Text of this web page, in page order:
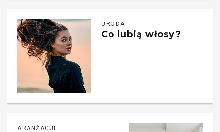
URODA
Co lubią włosy?
ARANŻACJE